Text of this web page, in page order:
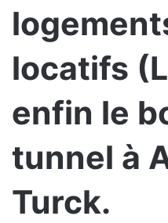
locatifs
enfin le
tunnel à
Turck.